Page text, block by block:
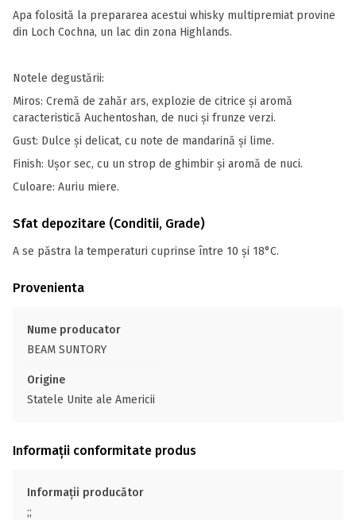
Apa folosită la prepararea acestui whisky multipremiat provine
din Loch Cochna, un lac din zona Highlands.
Notele degustării:
Miros: Cremă de zahăr ars, explozie de citrice şi aromă
caracteristică Auchentoshan, de nuci şi frunze verzi.
Gust: Dulce şi delicat, cu note de mandarină şi lime.
Finish: Uşor sec, cu un strop de ghimbir şi aromă de nuci.
Culoare: Auriu miere.
Sfat depozitare (Conditii, Grade)
A se păstra la temperaturi cuprinse între 10 și 18°C.
Provenienta
Nume producator
BEAM SUNTORY
Origine
Statele Unite ale Americii
Informații conformitate produs
Informații producător
;;